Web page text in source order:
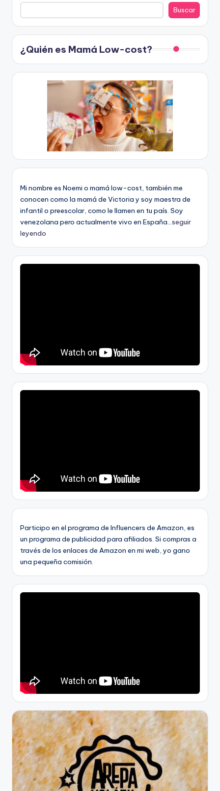
Buscar
¿Quién es Mamá Low-cost?
Mi nombre es Noemi o mamá low-cost, también me
conocen como la mamá de Victoria y soy maestra de
infantil o preescolar, como le llamen en tu país. Soy
venezolana pero actualmente vivo en España...seguir
leyendo
Participo en el programa de Influencers de Amazon, es
un programa de publicidad para afiliados. Si compras a
través de los enlaces de Amazon en mi web, yo gano
una pequeña comisión.